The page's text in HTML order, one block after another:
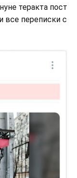
теракта пост
все переписки с